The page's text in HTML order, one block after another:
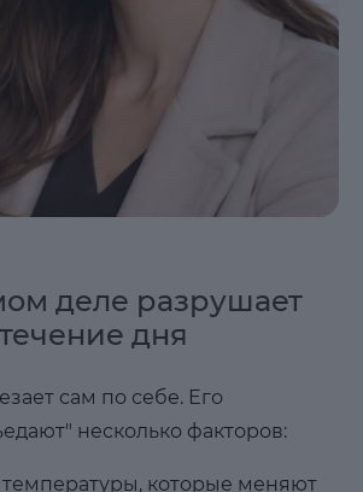
деле разрушает
дня
сам по себе. Его
несколько факторов:
которые меняют